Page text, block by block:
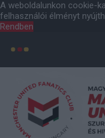
A weboldalunkon cookie-
felhasználói élményt
Rendben